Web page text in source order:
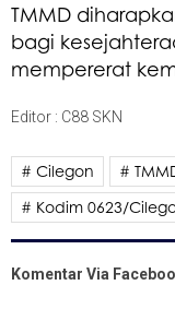
TMMD
bagi
mempererat
Editor : C88 SKN
# Cilegon #
# Kodim 0623/
Komentar Via